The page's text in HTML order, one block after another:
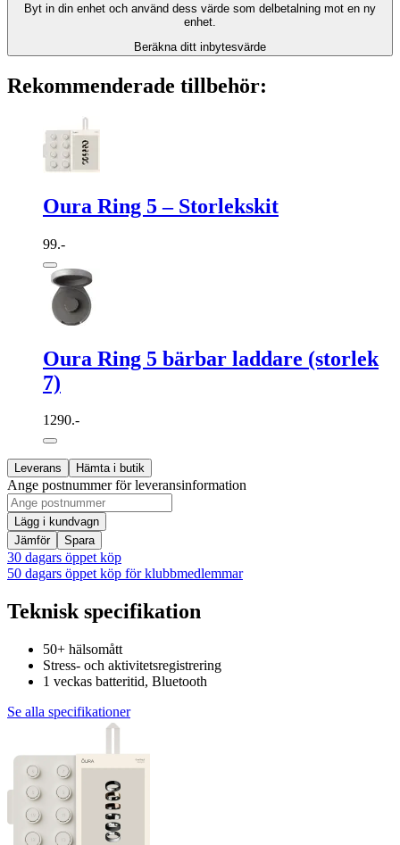
Byt in din enhet och använd dess värde som delbetalning mot en ny
enhet.
Beräkna ditt inbytesvärde
Rekommenderade tillbehör:
Oura Ring 5 – Storlekskit
99.-
Oura Ring 5 bärbar laddare (storlek
7)
1290.-
Leverans Hämta i butik
Ange postnummer för leveransinformation
Lägg i kundvagn
Jämför
Spara
30 dagars öppet köp
50 dagars öppet köp för klubbmedlemmar
Teknisk specifikation
50+ hälsomått
Stress- och aktivitetsregistrering
1 veckas batteritid, Bluetooth
Se alla specifikationer